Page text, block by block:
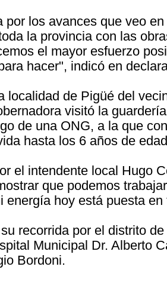
por los avances que veo
la provincia con las
el mayor esfuerzo
hacer", indicó en
localidad de Pigüé del
visitó la
de una ONG, a la que
hasta los 6 años de
el intendente local Hugo
que podemos
energía hoy está puesta en
recorrida por el distrito
Municipal Dr. Alberto
Bordoni.